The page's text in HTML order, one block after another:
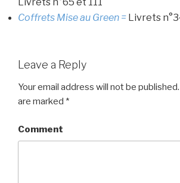
Coffrets Mise au Green = Livrets
Leave a Reply
Your email address will not be published.
are marked *
Comment